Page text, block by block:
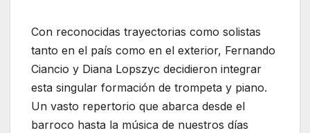
Con reconocidas trayectorias como solistas
tanto en el país como en el exterior, Fernando
Ciancio y Diana Lopszyc decidieron integrar
esta singular formación de trompeta y piano.
Un vasto repertorio que abarca desde el
barroco hasta la música de nuestros días